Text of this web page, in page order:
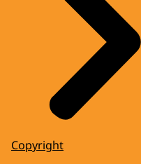
Copyright